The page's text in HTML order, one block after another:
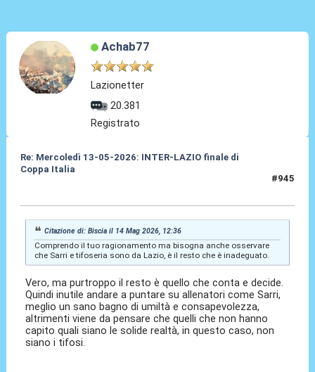
Achab77
Lazionetter
20.381
Registrato
Re: Mercoledì 13-05-2026: INTER-LAZIO finale di
Coppa Italia
#945
Citazione di: Biscia il 14 Mag 2026, 12:36
Comprendo il tuo ragionamento ma bisogna anche osservare
che Sarri e tifoseria sono da Lazio, è il resto che è inadeguato.
Vero, ma purtroppo il resto è quello che conta e decide.
Quindi inutile andare a puntare su allenatori come Sarri,
meglio un sano bagno di umiltà e consapevolezza,
altrimenti viene da pensare che quelli che non hanno
capito quali siano le solide realtà, in questo caso, non
siano i tifosi.